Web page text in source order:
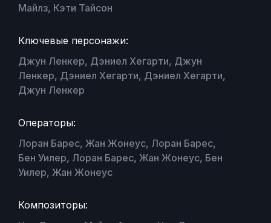
Майлз, Кэти Тайсон
Ключевые персонажи:
Джун Ленкер, Дэниел Хегарти, Джун
Ленкер, Дэниел Хегарти, Дэниел Хегарти,
Джун Ленкер
Операторы:
Лоран Барес, Жан Жонеус, Лоран Барес,
Бен Уилер, Лоран Барес, Жан Жонеус, Бен
Уилер, Жан Жонеус
Композиторы: